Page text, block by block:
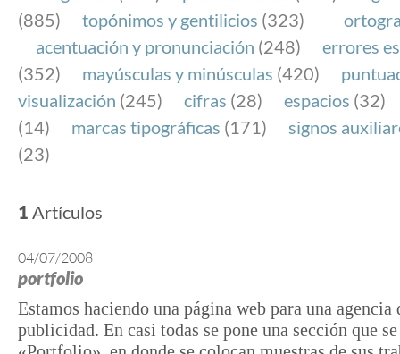
(885)
topónimos y gentilicios (323)
acentuación y pronunciación (248)
errores
(352)
mayúsculas y minúsculas (420)
visualización (245) cifras (28) espacios (32)
(14)
marcas tipográficas (171)
signos
(23)
1 Artículos
04/07/2008
portfolio
Estamos haciendo una página web para una agencia
publicidad. En casi todas se pone una sección que